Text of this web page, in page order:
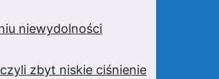
niewydolności
zbyt niskie ciśnienie